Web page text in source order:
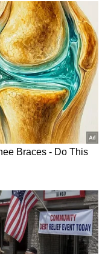
శ్రీనివాస్
ఉన్నాయి.
అద్భుతంగా పేలేవి.
మూవీ డిజాస్టర్ అని
ఆ రెండు చిత్రాలు..